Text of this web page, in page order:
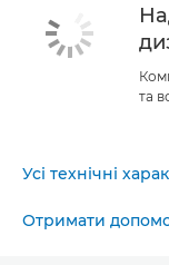
та
Усі технічні
Отримати